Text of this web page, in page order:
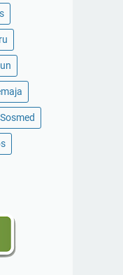
Sosmed